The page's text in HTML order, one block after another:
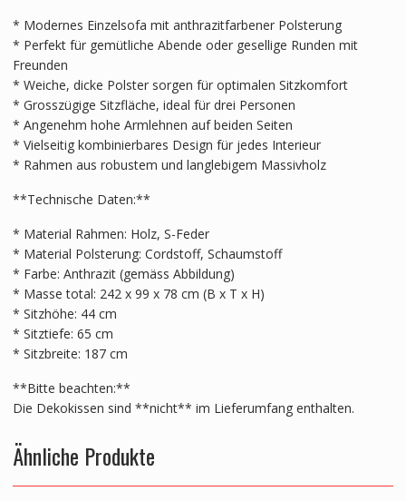
* Modernes Einzelsofa mit anthrazitfarbener Polsterung
* Perfekt für gemütliche Abende oder gesellige Runden mit
Freunden
* Weiche, dicke Polster sorgen für optimalen Sitzkomfort
* Grosszügige Sitzfläche, ideal für drei Personen
* Angenehm hohe Armlehnen auf beiden Seiten
* Vielseitig kombinierbares Design für jedes Interieur
* Rahmen aus robustem und langlebigem Massivholz
**Technische Daten:**
* Material Rahmen: Holz, S-Feder
* Material Polsterung: Cordstoff, Schaumstoff
* Farbe: Anthrazit (gemäss Abbildung)
* Masse total: 242 x 99 x 78 cm (B x T x H)
* Sitzhöhe: 44 cm
* Sitztiefe: 65 cm
* Sitzbreite: 187 cm
**Bitte beachten:**
Die Dekokissen sind **nicht** im Lieferumfang enthalten.
Ähnliche Produkte